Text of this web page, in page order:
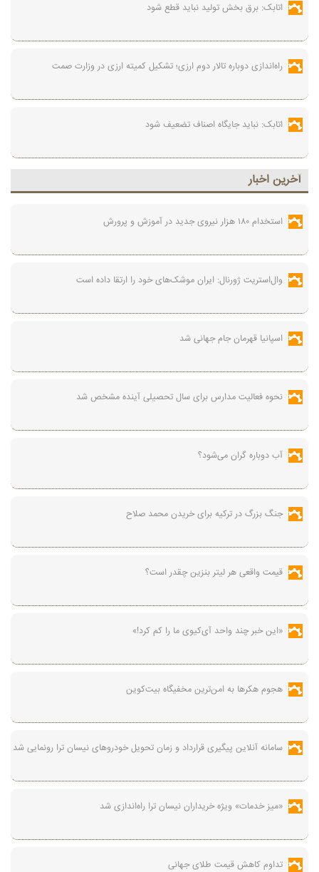
اتابک: برق بخش تولید نباید قطع شود
راه‌اندازی دوباره تالار دوم ارزی؛ تشکیل کمیته ارزی در وزارت صمت
اتابک: نباید جایگاه اصناف تضعیف شود
آخرين اخبار
استخدام ۱۸۰ هزار نیروی جدید در آموزش‌ و پرورش
وال‌استریت ژورنال: ایران موشک‌های خود را ارتقا داده است
اسپانیا قهرمان جام جهانی شد
نحوه فعالیت مدارس برای سال تحصیلی آینده مشخص شد
آب دوباره گران می‌شود؟
جنگ بزرگ در ترکیه برای خریدن محمد صلاح
قیمت واقعی هر لیتر بنزین چقدر است؟
«این خبر چند واحد آی‌کیوی ما را کم کرد!»
هجوم هکرها به امن‌ترین مخفیگاه بیت‌کوین
سامانه آنلاین پیگیری قرارداد‌ و زمان تحویل خودرو‌های نیسان ترا رونمایی شد
«میز خدمات» ویژه خریداران نیسان ترا راه‌اندازی شد
تداوم کاهش قیمت طلای جهانی